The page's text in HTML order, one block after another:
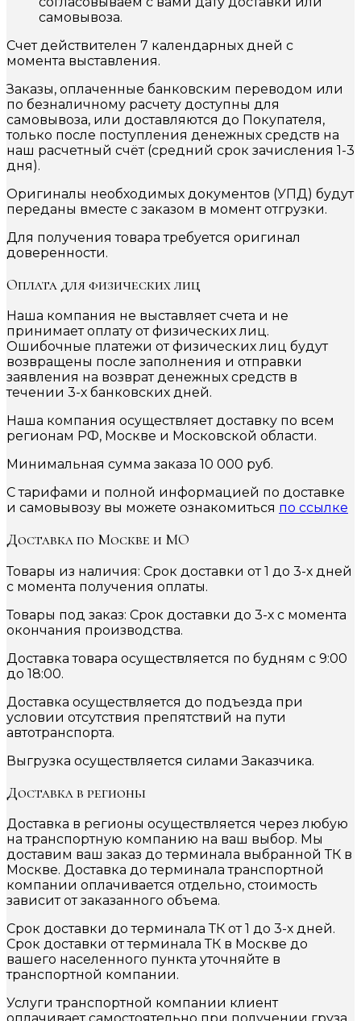
самовывоза.
Счет действителен 7 календарных дней с
момента выставления.
Заказы, оплаченные банковским переводом или
по безналичному расчету доступны для
самовывоза, или доставляются до Покупателя,
только после поступления денежных средств на
наш расчетный счёт (средний срок зачисления 1-3
дня).
Оригиналы необходимых документов (УПД) будут
переданы вместе с заказом в момент отгрузки.
Для получения товара требуется оригинал
доверенности.
Оплата для физических лиц
Наша компания не выставляет счета и не
принимает оплату от физических лиц.
Ошибочные платежи от физических лиц будут
возвращены после заполнения и отправки
заявления на возврат денежных средств в
течении 3-х банковских дней.
Наша компания осуществляет доставку по всем
регионам РФ, Москве и Московской области.
Минимальная сумма заказа 10 000 руб.
С тарифами и полной информацией по доставке
и самовывозу вы можете ознакомиться по ссылке
Доставка по Москве и МО
Товары из наличия: Срок доставки от 1 до 3-х дней
с момента получения оплаты.
Товары под заказ: Срок доставки до 3-х с момента
окончания производства.
Доставка товара осуществляется по будням с 9:00
до 18:00.
Доставка осуществляется до подъезда при
условии отсутствия препятствий на пути
автотранспорта.
Выгрузка осуществляется силами Заказчика.
Доставка в регионы
Доставка в регионы осуществляется через любую
на транспортную компанию на ваш выбор. Мы
доставим ваш заказ до терминала выбранной ТК в
Москве. Доставка до терминала транспортной
компании оплачивается отдельно, стоимость
зависит от заказанного объема.
Срок доставки до терминала ТК от 1 до 3-х дней.
Срок доставки от терминала ТК в Москве до
вашего населенного пункта уточняйте в
транспортной компании.
Услуги транспортной компании клиент